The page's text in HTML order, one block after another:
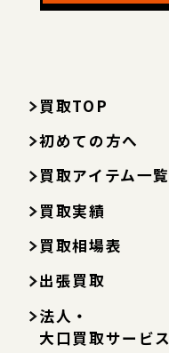
買取TOP
初めての方へ
買取アイテム一覧
買取実績
買取相場表
出張買取
法人・
大口買取サービス